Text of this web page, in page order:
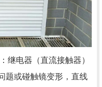
电器（直流接触器）
题或碰触镜变形，直线